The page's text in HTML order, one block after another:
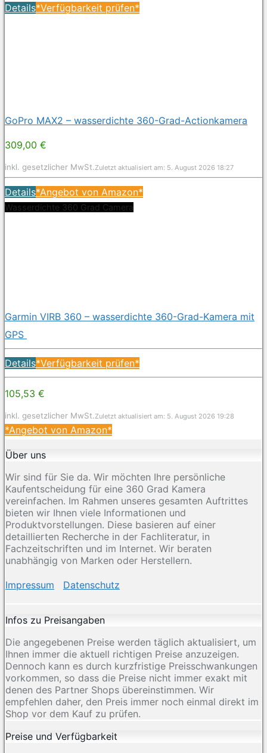
Details*Verfügbarkeit prüfen*
GoPro MAX2 – wasserdichte 360-Grad-Actionkamera
309,00 €
inkl. gesetzlicher MwSt.Zuletzt aktualisiert am: 5. August 2026 18:27
Details*Angebot von Amazon*
Wasserdichte 360 Grad Camera
Garmin VIRB 360 – wasserdichte 360-Grad-Kamera mit
GPS
Details*Verfügbarkeit prüfen*
105,53 €
inkl. gesetzlicher MwSt.Zuletzt aktualisiert am: 5. August 2026 19:28
*Angebot von Amazon*
Über uns
Wir sind für Sie da. Wir möchten Ihre persönliche
Kaufentscheidung für eine 360 Grad Kamera
vereinfachen. Im Rahmen unseres gesamten Auftrittes
bieten wir Ihnen viele Informationen und
Produktvorstellungen. Diese basieren auf einer
detaillierten Recherche in der Fachliteratur, in
Fachzeitschriften und im Internet. Wir beraten
unabhängig von Marken oder Herstellern.
Impressum Datenschutz
Infos zu Preisangaben
Die angegebenen Preise werden täglich aktualisiert, um
Ihnen immer die aktuell richtigen Preise anzuzeigen.
Dennoch kann es durch kurzfristige Preisschwankungen
vorkommen, so dass die Preise nicht immer exakt mit
denen des Partner Shops übereinstimmen. Wir
empfehlen daher, den Preis immer noch einmal direkt im
Shop vor dem Kauf zu prüfen.
Preise und Verfügbarkeit